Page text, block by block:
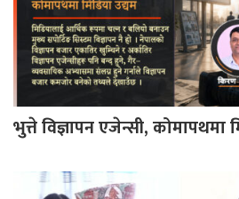
भुत्ते विज्ञापन एजेन्सी, कोमापथमा